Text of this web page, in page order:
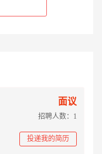
面议
招聘人数：1
投递我的简历